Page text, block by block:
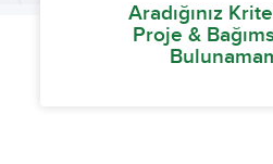
Aradığınız
Proje &